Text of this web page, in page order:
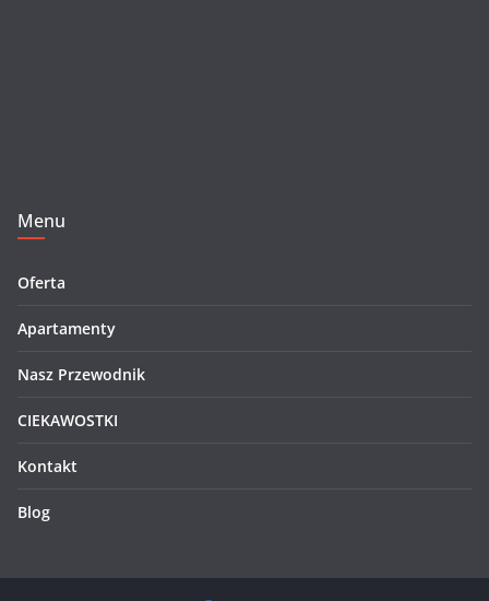
Menu
Oferta
Apartamenty
Nasz Przewodnik
CIEKAWOSTKI
Kontakt
Blog